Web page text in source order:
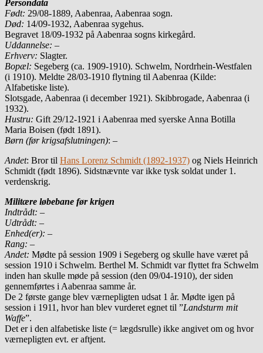
Persondata
Født: 29/08-1889, Aabenraa, Aabenraa sogn.
Død: 14/09-1932, Aabenraa sygehus.
Begravet 18/09-1932 på Aabenraa sogns kirkegård.
Uddannelse: –
Erhverv: Slagter.
Bopæl: Segeberg (ca. 1909-1910). Schwelm, Nordrhein-Westfalen
(i 1910). Meldte 28/03-1910 flytning til Aabenraa (Kilde:
Alfabetiske liste).
Slotsgade, Aabenraa (i december 1921). Skibbrogade, Aabenraa (i
1932).
Hustru: Gift 29/12-1921 i Aabenraa med syerske Anna Botilla
Maria Boisen (født 1891).
Børn (før krigsafslutningen): –
Andet: Bror til Hans Lorenz Schmidt (1892-1937) og Niels Heinrich
Schmidt (født 1896). Sidstnævnte var ikke tysk soldat under 1.
verdenskrig.
Militære løbebane før krigen
Indtrådt: –
Udtrådt: –
Enhed(er): –
Rang: –
Andet: Mødte på session 1909 i Segeberg og skulle have været på
session 1910 i Schwelm. Berthel M. Schmidt var flyttet fra Schwelm
inden han skulle møde på session (den 09/04-1910), der siden
gennemførtes i Aabenraa samme år.
De 2 første gange blev værnepligten udsat 1 år. Mødte igen på
session i 1911, hvor han blev vurderet egnet til ”Landsturm mit
Waffe”.
Det er i den alfabetiske liste (= lægdsrulle) ikke angivet om og hvor
værnepligten evt. er aftjent.